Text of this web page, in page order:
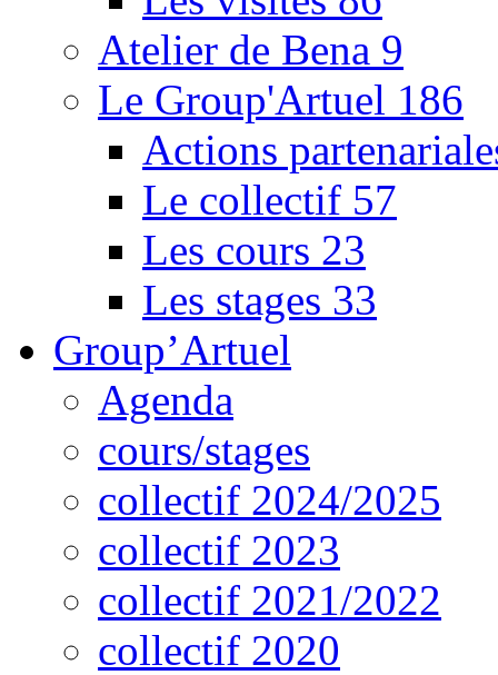
Atelier de Bena 9
Le Group'Artuel 186
Actions
Le collectif 57
Les cours 23
Les stages 33
Group’Artuel
Agenda
cours/stages
collectif 2024/2025
collectif 2023
collectif 2021/2022
collectif 2020